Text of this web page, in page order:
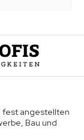
fest angestellten
Bau und